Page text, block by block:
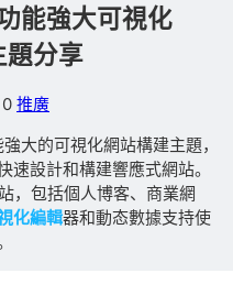
能強大可視化
分享
0 推廣
大的可視化網站構建主題，
設計和構建響應式網站。
，包括個人博客、商業網
化編輯器和動态數據支持使